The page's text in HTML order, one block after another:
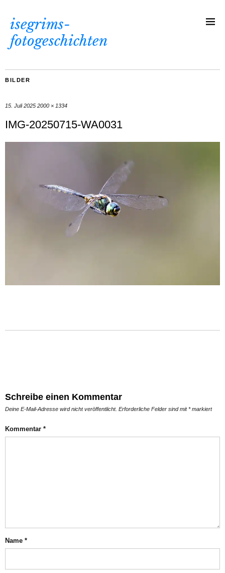
isegrims-
fotogeschichten
BILDER
15. Juli 2025 2000 × 1334
IMG-20250715-WA0031
Schreibe einen Kommentar
Deine E-Mail-Adresse wird nicht veröffentlicht. Erforderliche Felder sind mit*markiert
Kommentar *
Name *